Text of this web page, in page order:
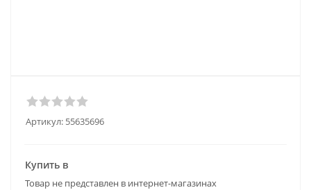
Артикул: 55635696
Купить в
Товар не представлен в интернет-магазинах